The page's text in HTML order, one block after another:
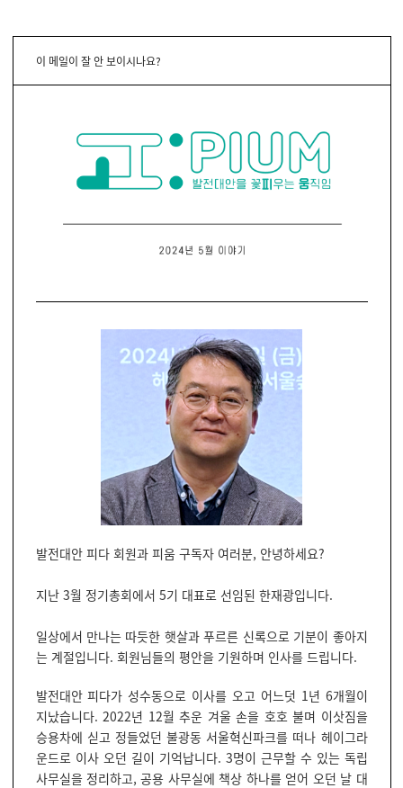
이 메일이 잘 안 보이시나요?
발전대안 피다 회원과 피움 구독자 여러분, 안녕하세요?
지난 3월 정기총회에서 5기 대표로 선임된 한재광입니다.
일상에서 만나는 따듯한 햇살과 푸르른 신록으로 기분이 좋아지
는 계절입니다. 회원님들의 평안을 기원하며 인사를 드립니다.
발전대안 피다가 성수동으로 이사를 오고 어느덧 1년 6개월이
지났습니다. 2022년 12월 추운 겨울 손을 호호 불며 이삿짐을
승용차에 싣고 정들었던 불광동 서울혁신파크를 떠나 헤이그라
운드로 이사 오던 길이 기억납니다. 3명이 근무할 수 있는 독립
사무실을 정리하고, 공용 사무실에 책상 하나를 얻어 오던 날 대